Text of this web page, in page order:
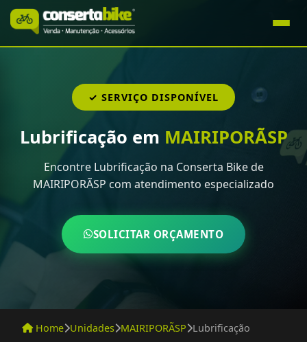
✓ SERVIÇO DISPONÍVEL
Lubrificação em MAIRIPORÃSP
Encontre Lubrificação na Conserta Bike de
MAIRIPORÃSP com atendimento especializado
SOLICITAR ORÇAMENTO
Home Unidades MAIRIPORÃSP Lubrificação